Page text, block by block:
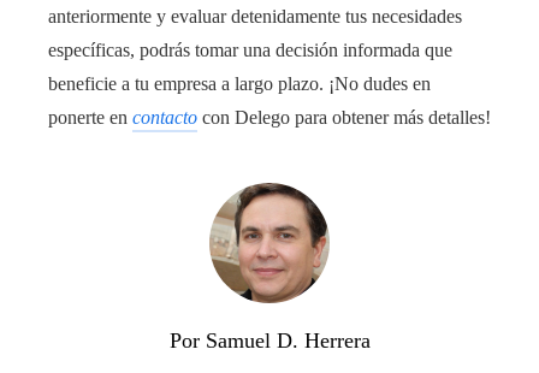
anteriormente y evaluar detenidamente tus necesidades
específicas, podrás tomar una decisión informada que
beneficie a tu empresa a largo plazo. ¡No dudes en
ponerte en contacto con Delego para obtener más detalles!
Por Samuel D. Herrera